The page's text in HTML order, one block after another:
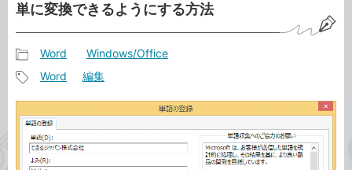
単に変換できるようにする方法
事
カ
テ
ゴ
リ
Word Windows/Office
タ
グ
Word 編集